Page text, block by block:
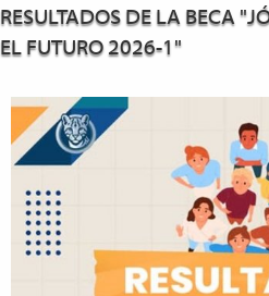
RESULTADOS DE LA BECA
EL FUTURO 2026-1"